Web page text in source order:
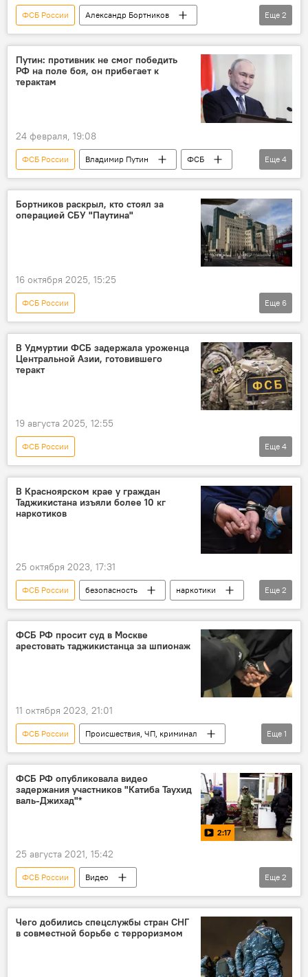
ФСБ России
Александр Бортников
Россия
Спецоперация России по защите Донбасса: последние новости
Еще 2
Путин: противник не смог победить
РФ на поле боя, он прибегает к
терактам
24 февраля, 19:08
ФСБ России Владимир Путин
ФСБ
Угроза терактов в России
теракт
Спецоперация России по защите Донбасса: последние новости
Еще 4
Бортников раскрыл, кто стоял за
операцией СБУ "Паутина"
16 октября 2025, 15:25
ФСБ России
Спецоперация России по защите Донбасса: последние новости
Александр Бортников
Россия
конфликт
Еще 6
В Удмуртии ФСБ задержала уроженца
Центральной Азии, готовившего
теракт
19 августа 2025, 12:55
ФСБ России
Новости мигрантов из Центральной Азии в России
Угроза терактов в России
Миграция
Еще 4
В Красноярском крае у граждан
Таджикистана изъяли более 10 кг
наркотиков
25 октября 2023, 17:31
ФСБ России безопасность
наркотики
Таджикистан
Россия
Еще 2
ФСБ РФ просит суд в Москве
арестовать таджикистанца за шпионаж
11 октября 2023, 21:01
ФСБ России
Происшествия, ЧП, криминал
Россия
Еще 1
ФСБ РФ опубликовала видео
задержания участников "Катиба Таухид
валь-Джихад"*
2:17
25 августа 2021, 15:42
ФСБ России
Видео
задержание членов преступной группы
Угроза терактов в России
Еще 2
Чего добились спецслужбы стран СНГ
в совместной борьбе с терроризмом